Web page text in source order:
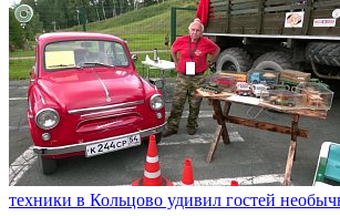
техники в Кольцово удивил гостей